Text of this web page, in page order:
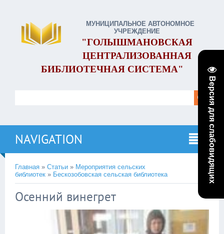
Версия для слабовидящих
МУНИЦИПАЛЬНОЕ АВТОНОМНОЕ
УЧРЕЖДЕНИЕ
"ГОЛЫШМАНОВСКАЯ
ЦЕНТРАЛИЗОВАННАЯ
БИБЛИОТЕЧНАЯ СИСТЕМА"
NAVIGATION
Главная » Статьи » Мероприятия сельских
библиотек » Бескозобовская сельская библиотека
Осенний винегрет